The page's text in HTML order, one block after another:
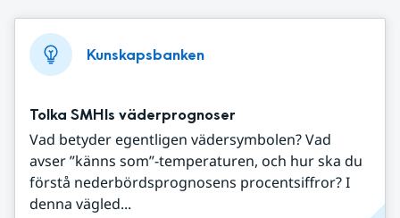
Kunskapsbanken
Tolka SMHIs väderprognoser
Vad betyder egentligen vädersymbolen? Vad
avser ”känns som”-temperaturen, och hur ska du
förstå nederbördsprognosens procentsiffror? I
denna vägled...